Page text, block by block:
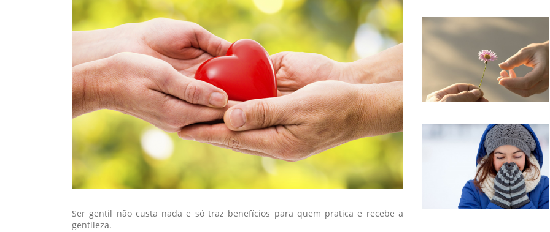
Ser gentil não custa nada e só traz benefícios para quem pratica e recebe a
gentileza.